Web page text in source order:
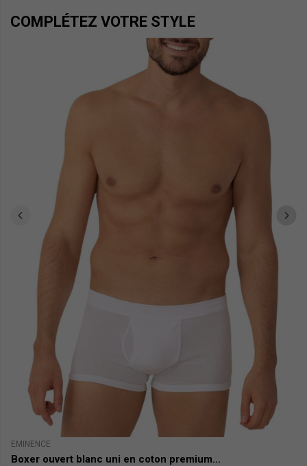
COMPLÉTEZ VOTRE STYLE
EMINENCE
Boxer ouvert blanc uni en coton premium...